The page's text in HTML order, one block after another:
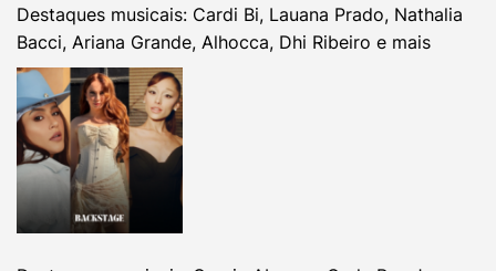
Destaques musicais: Cardi Bi, Lauana Prado, Nathalia
Bacci, Ariana Grande, Alhocca, Dhi Ribeiro e mais